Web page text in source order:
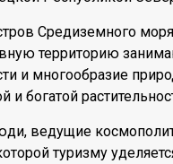
Средиземного
территорию
и многообразие
и богатой
ведущие
туризму